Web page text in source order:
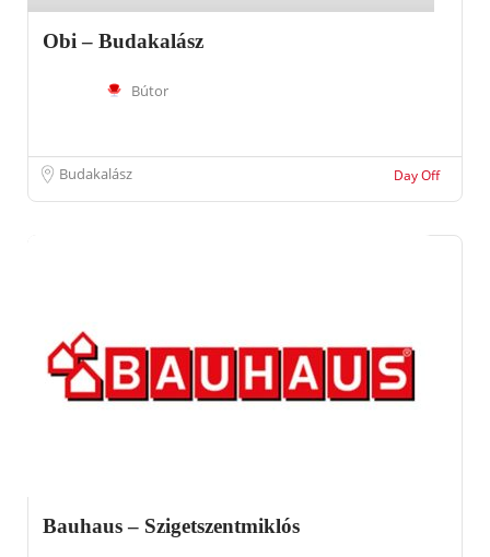
Obi – Budakalász
Bútor
Budakalász Day Off
Bauhaus – Szigetszentmiklós